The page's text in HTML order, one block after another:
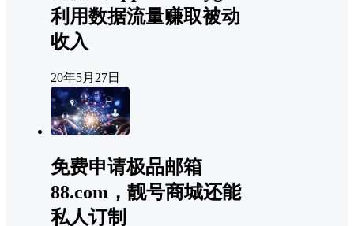
利用数据流量赚取被动
收入
20年5月27日
免费申请极品邮箱
88.com，靓号商城还能
私人订制